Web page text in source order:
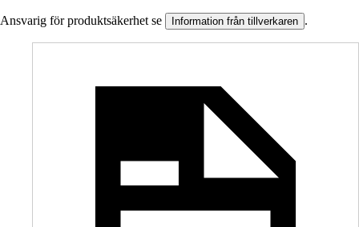
Ansvarig för produktsäkerhet se Information från tillverkaren .